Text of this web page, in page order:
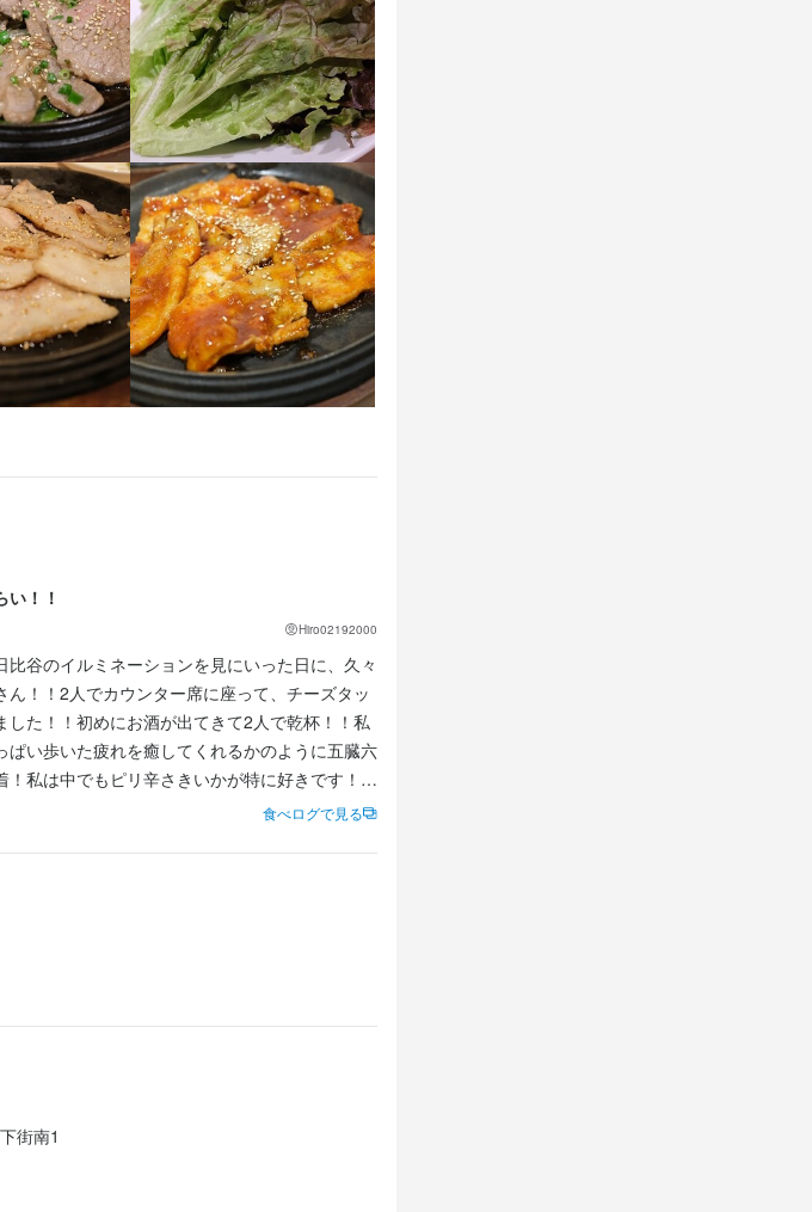
！！
Hiro02192000
谷のイルミネーションを見にいった日に、久々
！！2人でカウンター席に座って、チーズタッ
た！！初めにお酒が出てきて2人で乾杯！！私
い歩いた疲れを癒してくれるかのように五臓六
私は中でもピリ辛さきいかが特に好きです！！
ーズが溶けて温まってきたら小皿に掬ってお
食べログで見る
街南1